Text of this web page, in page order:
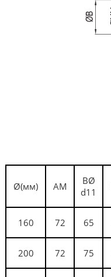
Ø(мм) AM
BØ
d11
160 72 65
200 72 75